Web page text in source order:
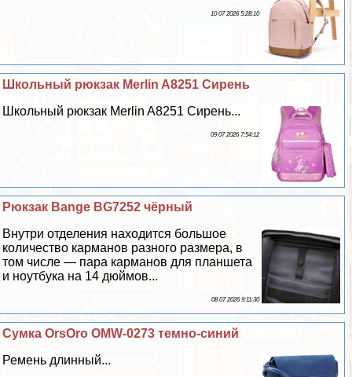
10 07 2026 5:28:10
Школьный рюкзак Merlin A8251 Сирень
Школьный рюкзак Merlin A8251 Сирень...
09 07 2026 7:54:12
Рюкзак Bange BG7252 чёрный
Внутри отделения находится большое
количество карманов разного размера, в
том числе — пара карманов для планшета
и ноутбука на 14 дюймов...
08 07 2026 9:11:30
Сумка OrsOro OMW-0273 темно-синий
Ремень длинный...